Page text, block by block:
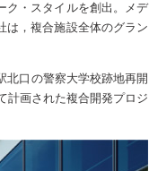
ク・スタイルを創出。メデ
は，複合施設全体のグラン
北口の警察大学校跡地再開
計画された複合開発プロジ